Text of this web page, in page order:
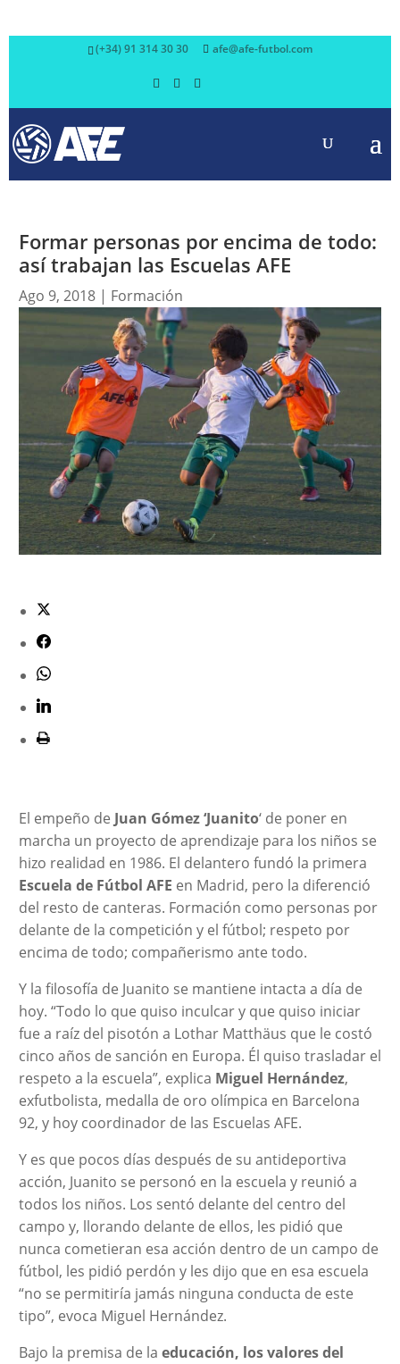
(+34) 91 314 30 30 afe@afe-futbol.com
Formar personas por encima de todo:
así trabajan las Escuelas AFE
Ago 9, 2018| Formación
El empeño de Juan Gómez ‘Juanito‘ de poner en
marcha un proyecto de aprendizaje para los niños se
hizo realidad en 1986. El delantero fundó la primera
Escuela de Fútbol AFE en Madrid, pero la diferenció
del resto de canteras. Formación como personas por
delante de la competición y el fútbol; respeto por
encima de todo; compañerismo ante todo.
Y la filosofía de Juanito se mantiene intacta a día de
hoy. “Todo lo que quiso inculcar y que quiso iniciar
fue a raíz del pisotón a Lothar Matthäus que le costó
cinco años de sanción en Europa. Él quiso trasladar el
respeto a la escuela”, explica Miguel Hernández,
exfutbolista, medalla de oro olímpica en Barcelona
92, y hoy coordinador de las Escuelas AFE.
Y es que pocos días después de su antideportiva
acción, Juanito se personó en la escuela y reunió a
todos los niños. Los sentó delante del centro del
campo y, llorando delante de ellos, les pidió que
nunca cometieran esa acción dentro de un campo de
fútbol, les pidió perdón y les dijo que en esa escuela
“no se permitiría jamás ninguna conducta de este
tipo”, evoca Miguel Hernández.
Bajo la premisa de la educación, los valores del